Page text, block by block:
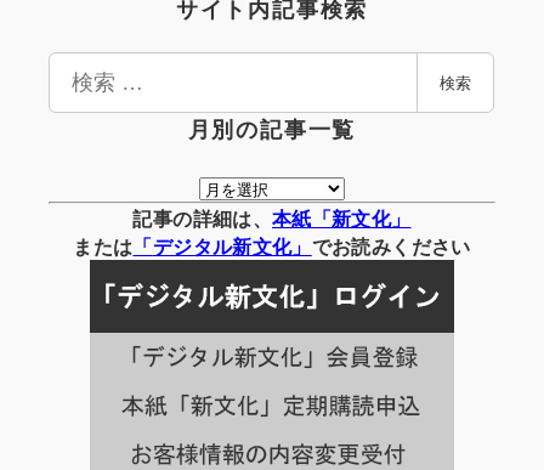
サイト内記事検索
検
検索
月別の記事一覧
月
別
の
事
一
覧
記事の詳細は、 本紙「新文化」
または 「デジタル新文化」 でお読みください